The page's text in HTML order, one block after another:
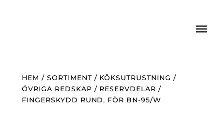
HEM / SORTIMENT/ KÖKSUTRUSTNING /
ÖVRIGA REDSKAP / RESERVDELAR /
FINGERSKYDD RUND, FÖR BN-95/W